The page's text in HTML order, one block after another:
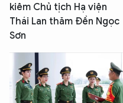
kiêm Chủ tịch Hạ viện
Thái Lan thăm Đền Ngọc
Sơn